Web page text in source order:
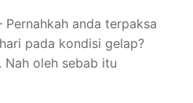
Pernahkah anda terpaksa
pada kondisi gelap?
Nah oleh sebab itu